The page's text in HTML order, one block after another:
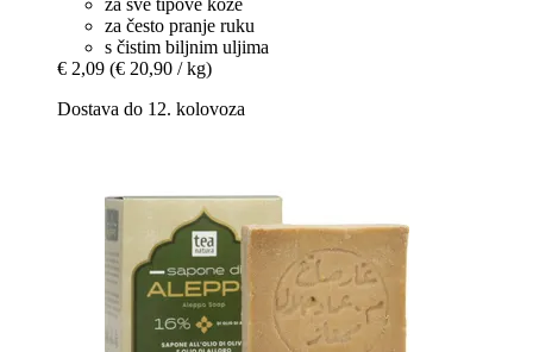
za sve tipove kože
za često pranje ruku
s čistim biljnim uljima
€ 2,09 (€ 20,90 / kg)
Dostava do 12. kolovoza